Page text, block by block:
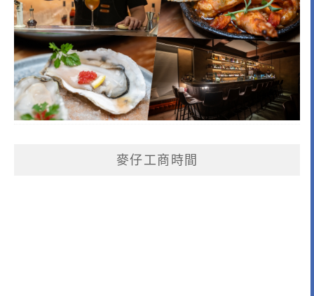
麥仔工商時間